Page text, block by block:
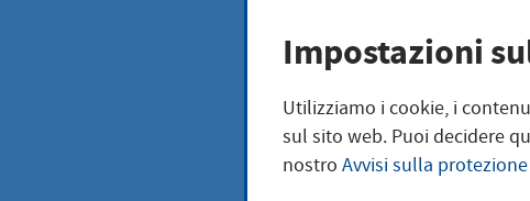
Impostazioni
Utilizziamo i cookie, i
sul sito web. Puoi decidere
nostro Avvisi sulla